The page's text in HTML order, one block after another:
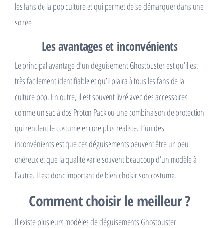
les fans de la pop culture et qui permet de se démarquer dans une
soirée.
Les avantages et inconvénients
Le principal avantage d’un déguisement Ghostbuster est qu’il est
très facilement identifiable et qu’il plaira à tous les fans de la
culture pop. En outre, il est souvent livré avec des accessoires
comme un sac à dos Proton Pack ou une combinaison de protection
qui rendent le costume encore plus réaliste. L’un des
inconvénients est que ces déguisements peuvent être un peu
onéreux et que la qualité varie souvent beaucoup d’un modèle à
l’autre. Il est donc important de bien choisir son costume.
Comment choisir le meilleur ?
Il existe plusieurs modèles de déguisements Ghostbuster